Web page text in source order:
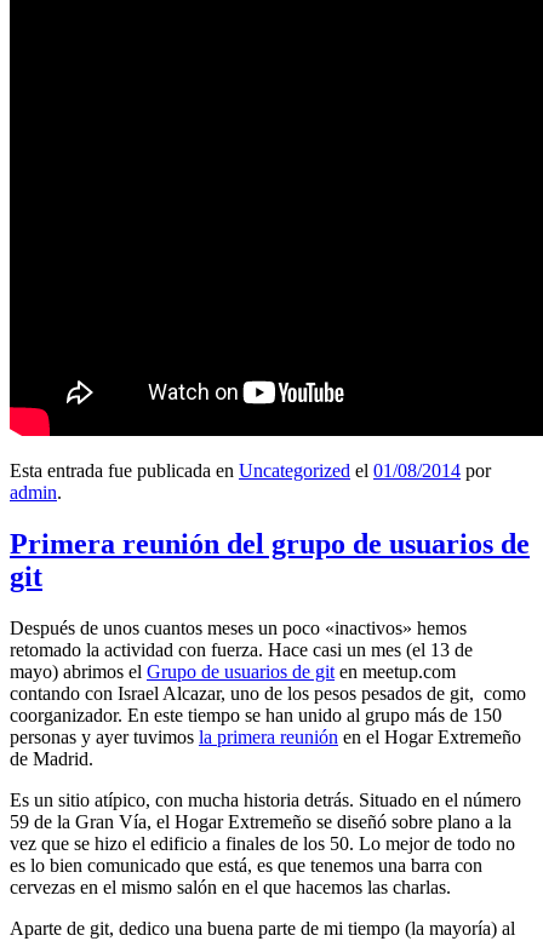
Esta entrada fue publicada en Uncategorized el 01/08/2014 por
admin.
Primera reunión del grupo de usuarios de
git
Después de unos cuantos meses un poco «inactivos» hemos
retomado la actividad con fuerza. Hace casi un mes (el 13 de
mayo) abrimos el Grupo de usuarios de git en meetup.com
contando con Israel Alcazar, uno de los pesos pesados de git, como
coorganizador. En este tiempo se han unido al grupo más de 150
personas y ayer tuvimos la primera reunión en el Hogar Extremeño
de Madrid.
Es un sitio atípico, con mucha historia detrás. Situado en el número
59 de la Gran Vía, el Hogar Extremeño se diseñó sobre plano a la
vez que se hizo el edificio a finales de los 50. Lo mejor de todo no
es lo bien comunicado que está, es que tenemos una barra con
cervezas en el mismo salón en el que hacemos las charlas.
Aparte de git, dedico una buena parte de mi tiempo (la mayoría) al